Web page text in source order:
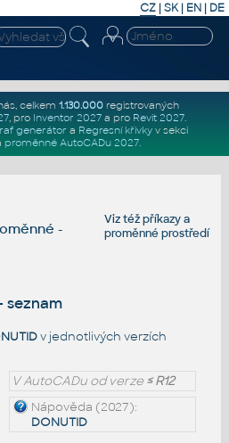
CZ | SK| EN | DE
celkem 1.130.000registrovaných
, pro Inventor 2027a pro Revit 2027.
generátor a Regresní křivkyv sekci
proměnné AutoCADu 2027.
Viz téžpříkazya
proměnné prostředí
-
seznam
v jednotlivých verzích
V AutoCADu od verze≤ R12
Nápověda (2027):
DONUTID